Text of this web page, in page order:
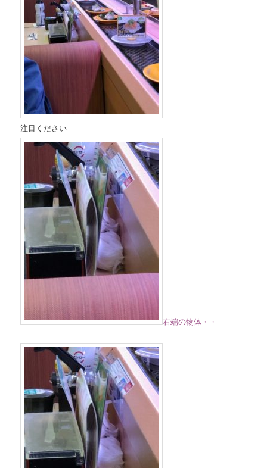
注目ください
右端の物体・・